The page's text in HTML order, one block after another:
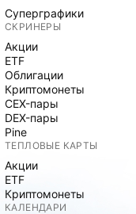
Суперграфики
СКРИНЕРЫ
Акции
ETF
Облигации
Криптомонеты
CEX-пары
DEX-пары
Pine
ТЕПЛОВЫЕ КАРТЫ
Акции
ETF
Криптомонеты
КАЛЕНДАРИ